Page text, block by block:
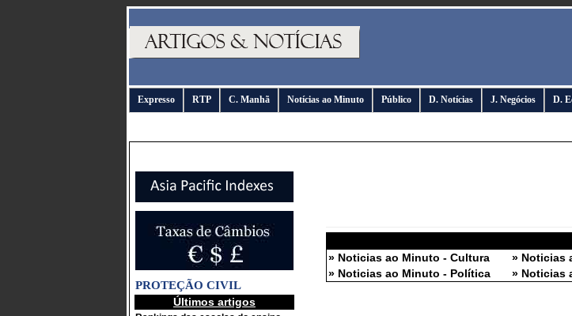
Expresso RTP C. Manhã Notícias ao Minuto Público D. Notícias J. Negócios D.
PROTEÇÃO CIVIL
Últimos artigos
» Noticias ao Minuto - Cultura » Noticias
» Noticias ao Minuto - Política
» Noticias